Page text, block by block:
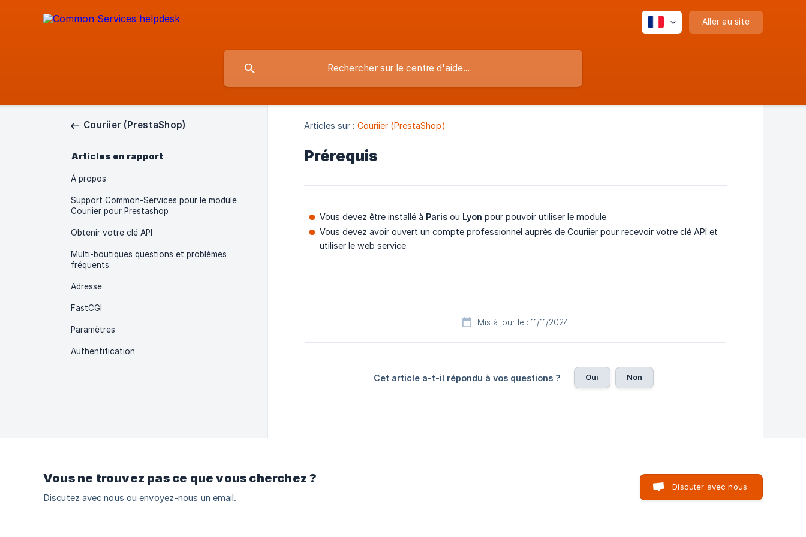
Aller au site
Couriier (PrestaShop)
Articles en rapport
Á propos
Support Common-Services pour le module
Couriier pour Prestashop
Obtenir votre clé API
Multi-boutiques questions et problèmes
fréquents
Adresse
FastCGI
Paramètres
Authentification
Articles sur : Couriier (PrestaShop)
Prérequis
Vous devez être installé à Paris ou Lyon pour pouvoir utiliser le module.
Vous devez avoir ouvert un compte professionnel auprès de Couriier pour recevoir votre clé API et
utiliser le web service.
Mis à jour le : 11/11/2024
Cet article a-t-il répondu à vos questions ? Oui Non
Vous ne trouvez pas ce que vous cherchez ?
Discutez avec nous ou envoyez-nous un email.
Discuter avec nous